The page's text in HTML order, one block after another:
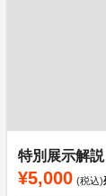
特別展示解
¥5,000 (税込)